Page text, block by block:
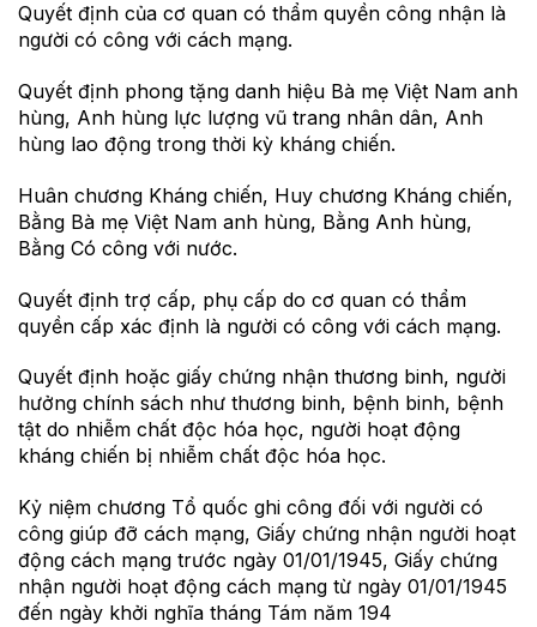
Quyết định của cơ quan có thẩm quyền công nhận là
người có công với cách mạng.
Quyết định phong tặng danh hiệu Bà mẹ Việt Nam anh
hùng, Anh hùng lực lượng vũ trang nhân dân, Anh
hùng lao động trong thời kỳ kháng chiến.
Huân chương Kháng chiến, Huy chương Kháng chiến,
Bằng Bà mẹ Việt Nam anh hùng, Bằng Anh hùng,
Bằng Có công với nước.
Quyết định trợ cấp, phụ cấp do cơ quan có thẩm
quyền cấp xác định là người có công với cách mạng.
Quyết định hoặc giấy chứng nhận thương binh, người
hưởng chính sách như thương binh, bệnh binh, bệnh
tật do nhiễm chất độc hóa học, người hoạt động
kháng chiến bị nhiễm chất độc hóa học.
Kỷ niệm chương Tổ quốc ghi công đối với người có
công giúp đỡ cách mạng, Giấy chứng nhận người hoạt
động cách mạng trước ngày 01/01/1945, Giấy chứng
nhận người hoạt động cách mạng từ ngày 01/01/1945
đến ngày khởi nghĩa tháng Tám năm 194